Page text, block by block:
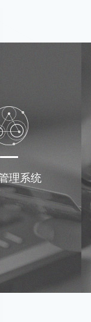
理系统